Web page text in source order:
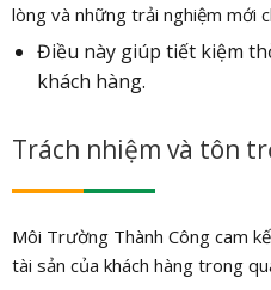
lòng và những trải nghiệm mới
Điều này giúp tiết kiệm
khách hàng.
Trách nhiệm và tôn
Môi Trường Thành Công cam
tài sản của khách hàng trong